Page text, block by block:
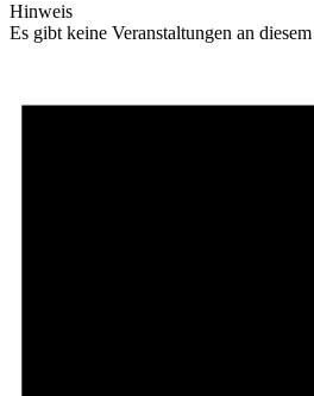
Hinweis
Es gibt keine Veranstaltungen an